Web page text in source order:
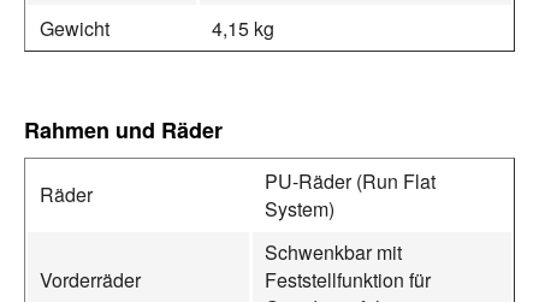
Gewicht
4,15 kg
Rahmen und Räder
Räder
PU-Räder (Run Flat
System)
Vorderräder
Schwenkbar mit
Feststellfunktion für